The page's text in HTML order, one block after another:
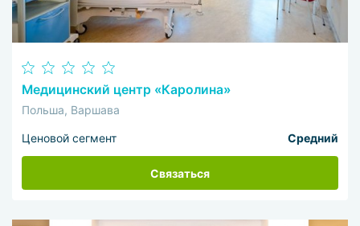
Медицинский центр «Каролина»
Польша, Варшава
Ценовой сегмент Средний
Связаться